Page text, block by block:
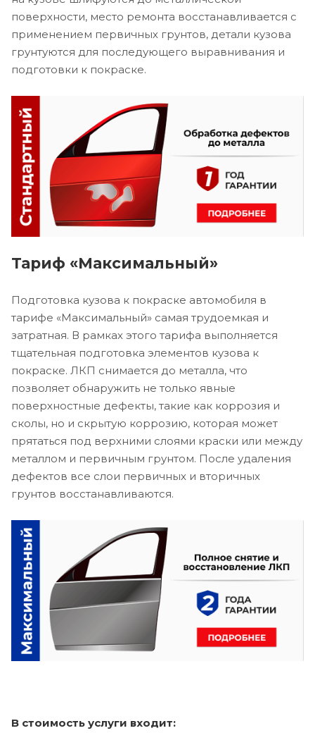
поверхности, место ремонта восстанавливается с
применением первичных грунтов, детали кузова
грунтуются для последующего выравнивания и
подготовки к покраске.
Тариф «Максимальный»
Подготовка кузова к покраске автомобиля в
тарифе «Максимальный» самая трудоемкая и
затратная. В рамках этого тарифа выполняется
тщательная подготовка элементов кузова к
покраске. ЛКП снимается до металла, что
позволяет обнаружить не только явные
поверхностные дефекты, такие как коррозия и
сколы, но и скрытую коррозию, которая может
прятаться под верхними слоями краски или между
металлом и первичным грунтом. После удаления
дефектов все слои первичных и вторичных
грунтов восстанавливаются.
В стоимость услуги входит: